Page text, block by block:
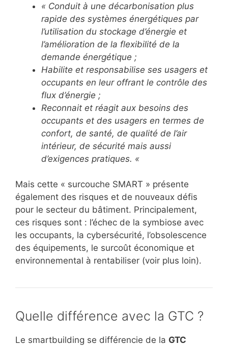
« Conduit à une décarbonisation plus
rapide des systèmes énergétiques par
l’utilisation du stockage d’énergie et
l’amélioration de la flexibilité de la
demande énergétique ;
Habilite et responsabilise ses usagers et
occupants en leur offrant le contrôle des
flux d’énergie ;
Reconnait et réagit aux besoins des
occupants et des usagers en termes de
confort, de santé, de qualité de l’air
intérieur, de sécurité mais aussi
d’exigences pratiques. «
Mais cette « surcouche SMART » présente
également des risques et de nouveaux défis
pour le secteur du bâtiment. Principalement,
ces risques sont : l’échec de la symbiose avec
les occupants, la cybersécurité, l’obsolescence
des équipements, le surcoût économique et
environnemental à rentabiliser (voir plus loin).
Quelle différence avec la GTC ?
Le smartbuilding se différencie de la GTC